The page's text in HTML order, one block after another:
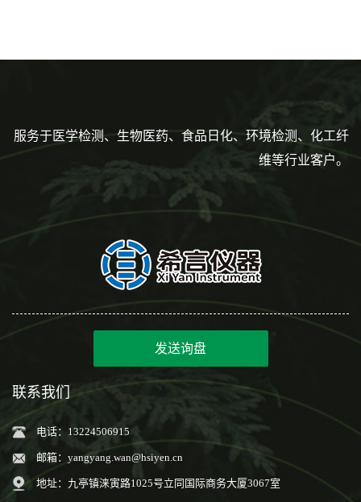
服务于医学检测、生物医药、食品日化、环境检测、化工纤
维等行业客户。
发送询盘
联系我们
电话：13224506915
邮箱： yangyang.wan@hsiyen.cn
地址：九亭镇涞寅路1025号立同国际商务大厦3067室